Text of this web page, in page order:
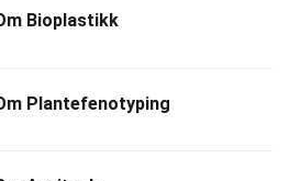
Bioplastikk
Plantefenotyping